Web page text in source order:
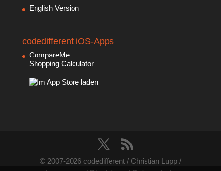
English Version
codedifferent iOS-Apps
CompareMe
Shopping Calculator
© 2007-2026 codedifferent / Christian Lupp /